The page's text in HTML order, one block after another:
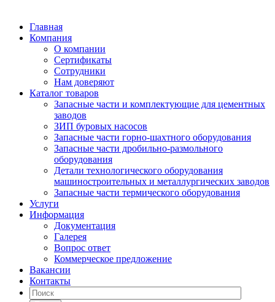
Главная
Компания
О компании
Сертификаты
Сотрудники
Нам доверяют
Каталог товаров
Запасные части и комплектующие для цементных
заводов
ЗИП буровых насосов
Запасные части горно-шахтного оборудования
Запасные части дробильно-размольного
оборудования
Детали технологического оборудования
машиностроительных и металлургических заводов
Запасные части термического оборудования
Услуги
Информация
Документация
Галерея
Вопрос ответ
Коммерческое предложение
Вакансии
Контакты